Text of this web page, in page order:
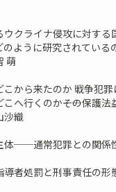
ウクライナ侵攻に対する
のように研究されている
こから来たのか 戦争犯罪
へ行くのか――その保護
織
体──通常犯罪との関
導者処罰と刑事責任